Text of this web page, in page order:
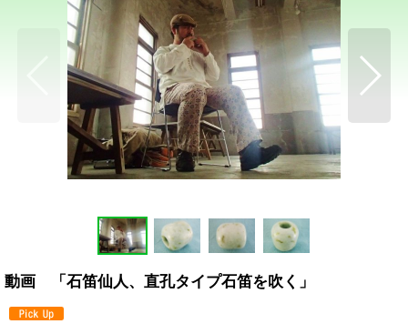
動画 「石笛仙人、直孔タイプ石笛を吹く」